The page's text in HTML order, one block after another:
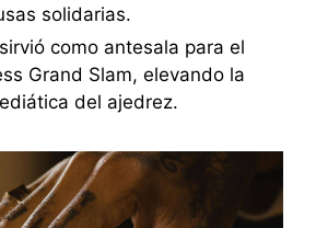
solidarias.
como antesala para el
Grand Slam, elevando la
del ajedrez.